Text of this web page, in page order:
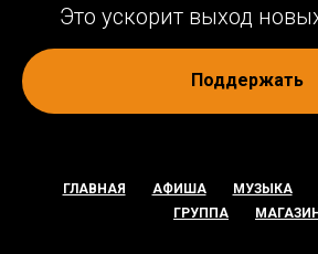
Это ускорит выход
Поддержать
ГЛАВНАЯ АФИША МУЗЫКА
ГРУППА
МАГАЗИН